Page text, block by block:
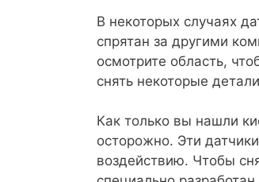
В некоторых случаях
спрятан за другими
осмотрите область,
снять некоторые
Как только вы нашли
осторожно. Эти
воздействию. Чтобы